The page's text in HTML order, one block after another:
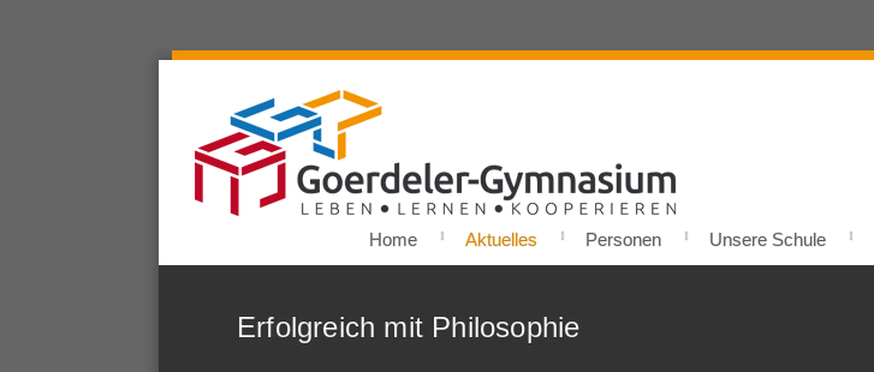
Home Aktuelles Personen Unsere Schule
Erfolgreich mit Philosophie